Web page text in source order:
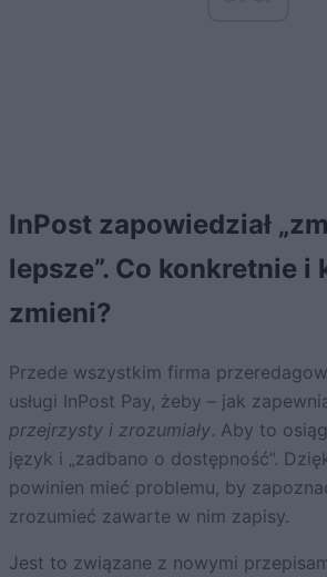
InPost zapowiedział
lepsze”. Co konkretnie i
zmieni?
Przede wszystkim firma
usługi InPost Pay, żeby – jak
przejrzysty i zrozumiały. Aby to
język i „zadbano o dostępność”.
powinien mieć problemu, by
zrozumieć zawarte w nim zapisy.
Jest to związane z nowymi